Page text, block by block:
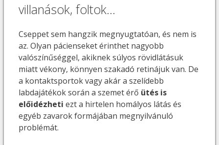
villanások, foltok…
Cseppet sem hangzik megnyugtatóan, és nem is
az. Olyan pácienseket érinthet nagyobb
valószínűséggel, akiknek súlyos rövidlátásuk
miatt vékony, könnyen szakadó retinájuk van. De
a kontaktsportok vagy akár a szelídebb
labdajátékok során a szemet érő ütés is
előidézheti ezt a hirtelen homályos látás és
egyéb zavarok formájában megnyilvánuló
problémát.